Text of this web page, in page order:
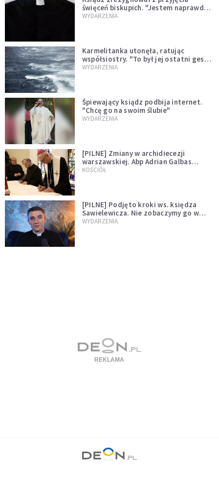
święceń biskupich. "Jestem naprawdę
niegodny"
WYDARZENIA
Karmelitanka utonęła, ratując
współsiostry. "To był jej ostatni gest
miłości"
WYDARZENIA
Śpiewający ksiądz podbija internet.
"Chcę go na swoim ślubie"
WYDARZENIA
[PILNE] Zmiany w archidiecezji
warszawskiej. Abp Adrian Galbas
wręczył dekrety nowym proboszczom
KOŚCIÓŁ
[PILNE] Podjęto kroki ws. księdza
Sawielewicza. Nie zobaczymy go w
mediach
WYDARZENIA